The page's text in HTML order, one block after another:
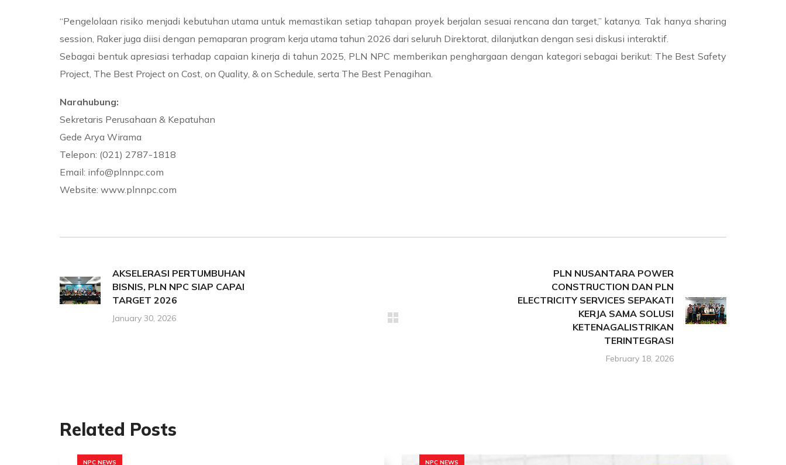
“Pengelolaan risiko menjadi kebutuhan utama untuk memastikan setiap tahapan proyek berjalan sesuai rencana dan target,” katanya. Tak hanya sharing
session, Raker juga diisi dengan pemaparan program kerja utama tahun 2026 dari seluruh Direktorat, dilanjutkan dengan sesi diskusi interaktif.
Sebagai bentuk apresiasi terhadap capaian kinerja di tahun 2025, PLN NPC memberikan penghargaan dengan kategori sebagai berikut: The Best Safety
Project, The Best Project on Cost, on Quality, & on Schedule, serta The Best Penagihan.
Narahubung:
Sekretaris Perusahaan & Kepatuhan
Gede Arya Wirama
Telepon: (021) 2787-1818
Email: info@plnnpc.com
Website: www.plnnpc.com
AKSELERASI PERTUMBUHAN
BISNIS, PLN NPC SIAP CAPAI
TARGET 2026
January 30, 2026
PLN NUSANTARA POWER
CONSTRUCTION DAN PLN
ELECTRICITY SERVICES SEPAKATI
KERJA SAMA SOLUSI
KETENAGALISTRIKAN
TERINTEGRASI
February 18, 2026
Related Posts
NPC NEWS NPC NEWS